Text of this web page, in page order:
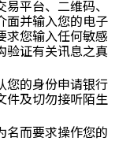
平台、二维码、
面并输入您的电子
求您输入任何敏感
验证有关讯息之真
您的身份申请银行
件及切勿接听陌生
名而要求操作您的